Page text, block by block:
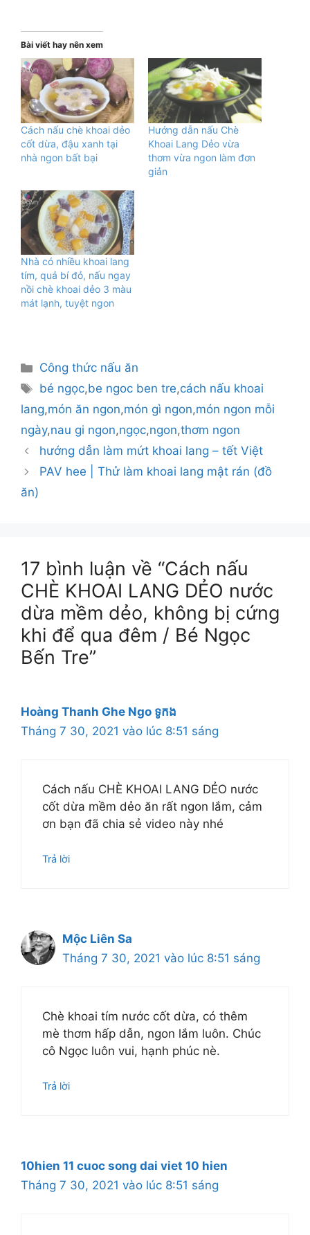
Bài viết hay nên xem
Cách nấu chè khoai dẻo
cốt dừa, đậu xanh tại
nhà ngon bất bại
Hướng dẫn nấu Chè
Khoai Lang Dẻo vừa
thơm vừa ngon làm đơn
giản
Nhà có nhiều khoai lang
tím, quả bí đỏ, nấu ngay
nồi chè khoai dẻo 3 màu
mát lạnh, tuyệt ngon
Danh
mục
Công thức nấu ăn
Thẻ
bé ngọc,be ngoc ben tre,cách nấu khoai
lang,món ăn ngon,món gì ngon,món ngon mỗi
ngày,nau gi ngon,ngọc,ngon,thơm ngon
hướng dẫn làm mứt khoai lang – tết Việt
PAV hee | Thử làm khoai lang mật rán (đồ
ăn)
17 bình luận về “Cách nấu
CHÈ KHOAI LANG DẺO nước
dừa mềm dẻo, không bị cứng
khi để qua đêm / Bé Ngọc
Bến Tre”
Hoàng Thanh Ghe Ngo ទូកង
Tháng 7 30, 2021 vào lúc 8:51 sáng
Cách nấu CHÈ KHOAI LANG DẺO nước
cốt dừa mềm dẻo ăn rất ngon lắm, cảm
ơn bạn đã chia sẻ video này nhé
Trả lời
Mộc Liên Sa
Tháng 7 30, 2021 vào lúc 8:51 sáng
Chè khoai tím nước cốt dừa, có thêm
mè thơm hấp dẫn, ngon lắm luôn. Chúc
cô Ngọc luôn vui, hạnh phúc nè.
Trả lời
10hien 11 cuoc song dai viet 10 hien
Tháng 7 30, 2021 vào lúc 8:51 sáng